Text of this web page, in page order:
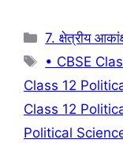
Categories
7. क्षेत्रीय
Tags
• CBSE
Class 12
Class 12
Political